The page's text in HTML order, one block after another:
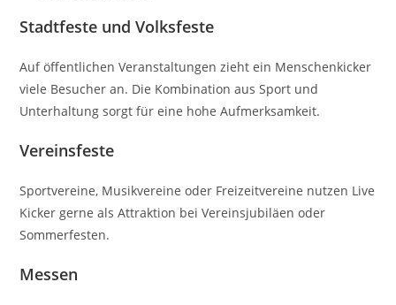
Stadtfeste und Volksfeste
Auf öffentlichen Veranstaltungen zieht ein Menschenkicker
viele Besucher an. Die Kombination aus Sport und
Unterhaltung sorgt für eine hohe Aufmerksamkeit.
Vereinsfeste
Sportvereine, Musikvereine oder Freizeitvereine nutzen Live
Kicker gerne als Attraktion bei Vereinsjubiläen oder
Sommerfesten.
Messen